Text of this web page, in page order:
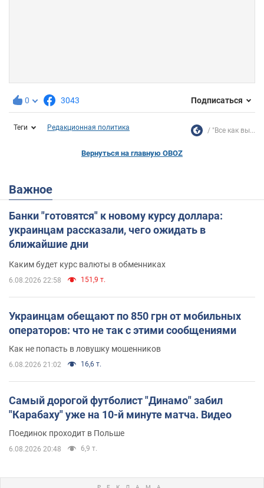
0 3043 Подписаться
Теги Редакционная политика "Все как вы...
Вернуться на главную OBOZ
Важное
Банки "готовятся" к новому курсу доллара:
украинцам рассказали, чего ожидать в
ближайшие дни
Каким будет курс валюты в обменниках
6.08.2026 22:58 151,9 т.
Украинцам обещают по 850 грн от мобильных
операторов: что не так с этими сообщениями
Как не попасть в ловушку мошенников
6.08.2026 21:02 16,6 т.
Самый дорогой футболист "Динамо" забил
"Карабаху" уже на 10-й минуте матча. Видео
Поединок проходит в Польше
6.08.2026 20:48 6,9 т.